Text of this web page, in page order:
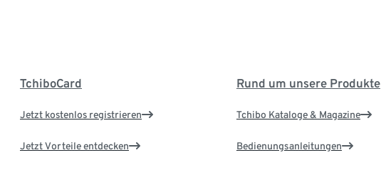
TchiboCard
Jetzt kostenlos registrieren
Jetzt Vorteile entdecken
Rund um unsere Produkte
Tchibo Kataloge & Magazine
Bedienungsanleitungen